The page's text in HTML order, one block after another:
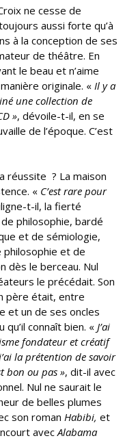
ne cesse de
aussi forte qu’à
à la conception de ses
de théâtre. En
le beau et n’aime
originale. « Il y a
une collection de
», dévoile-t-il, en se
de l’époque. C’est
réussite ? La maison
« C’est rare pour
t-il, la fierté
philosophie, bardé
et de sémiologie,
et de
dès le berceau. Nul
le précédait. Son
père était, entre
et un de ses oncles
qu’il connaît bien. « J’ai
fondateur et créatif
la prétention de savoir
bon ou pas », dit-il avec
Nul ne saurait le
de belles plumes
son roman Habibi, et
avecAlabama